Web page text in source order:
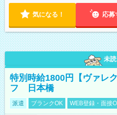
気になる！ 応募
未読
特別時給1800円【ヴァレ
フ 日本橋
派遣 ブランクOK WEB登録・面接